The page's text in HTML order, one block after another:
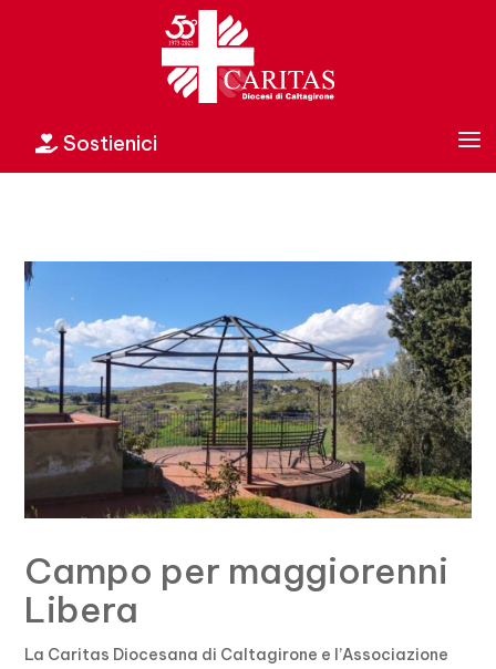
 Sostienici a
Campo per maggiorenni
Libera
La Caritas Diocesana di Caltagirone e l’Associazione